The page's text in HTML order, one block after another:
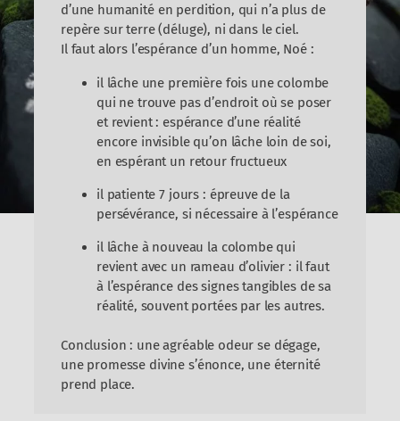
d’une humanité en perdition, qui n’a plus de
repère sur terre (déluge), ni dans le ciel.
Il faut alors l’espérance d’un homme, Noé :
il lâche une première fois une colombe
qui ne trouve pas d’endroit où se poser
et revient : espérance d’une réalité
encore invisible qu’on lâche loin de soi,
en espérant un retour fructueux
il patiente 7 jours : épreuve de la
persévérance, si nécessaire à l’espérance
il lâche à nouveau la colombe qui
revient avec un rameau d’olivier : il faut
à l’espérance des signes tangibles de sa
réalité, souvent portées par les autres.
Conclusion : une agréable odeur se dégage,
une promesse divine s’énonce, une éternité
prend place.